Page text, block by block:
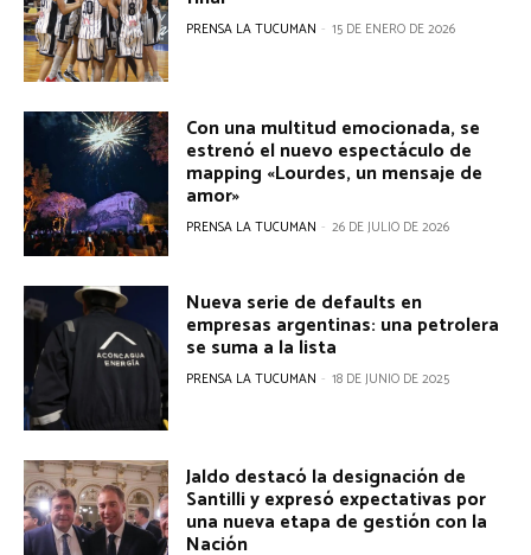
PRENSA LA TUCUMAN - 15 DE ENERO DE 2026
Con una multitud emocionada, se
estrenó el nuevo espectáculo de
mapping «Lourdes, un mensaje de
amor»
PRENSA LA TUCUMAN - 26 DE JULIO DE 2026
Nueva serie de defaults en
empresas argentinas: una petrolera
se suma a la lista
PRENSA LA TUCUMAN - 18 DE JUNIO DE 2025
Jaldo destacó la designación de
Santilli y expresó expectativas por
una nueva etapa de gestión con la
Nación